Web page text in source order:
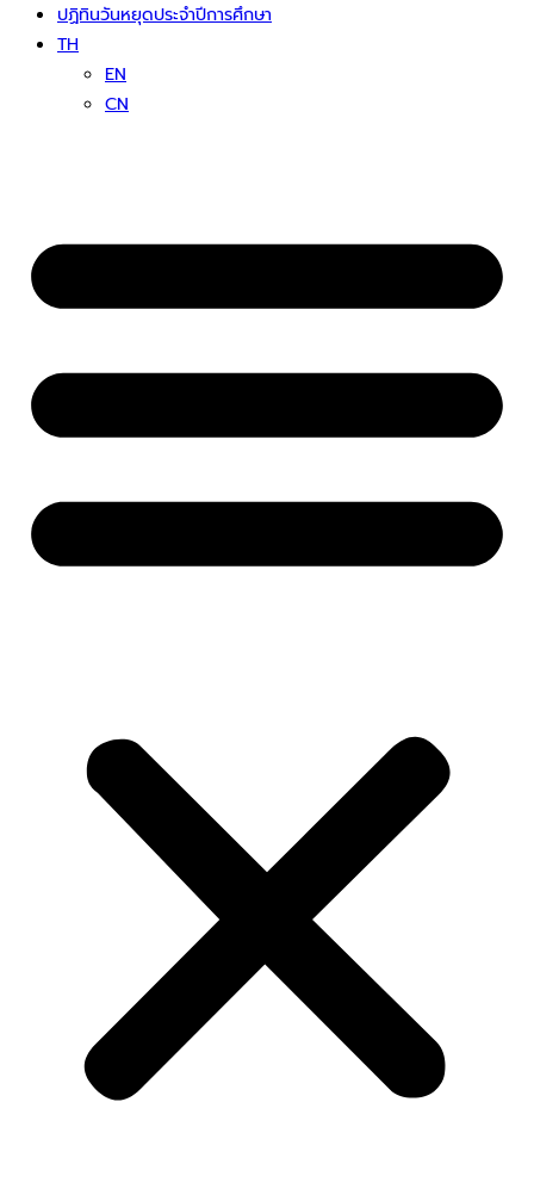
ปฏิทินวันหยุดประจำปีการศึกษา
TH
EN
CN